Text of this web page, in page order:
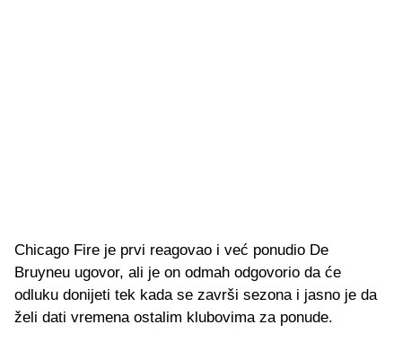
Chicago Fire je prvi reagovao i već ponudio De
Bruyneu ugovor, ali je on odmah odgovorio da će
odluku donijeti tek kada se završi sezona i jasno je da
želi dati vremena ostalim klubovima za ponude.